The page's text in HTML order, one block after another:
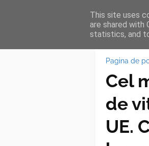
Pagina de
Cel
de
UE.
This site uses
are shared with
statistics, and